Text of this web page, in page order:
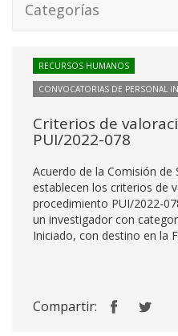
Categorías
RECURSOS HUMANOS
CONVOCATORIAS DE PERSONAL
Criterios de
PUI/2022-078
Acuerdo de la Comisión de
establecen los criterios de
procedimiento PUI/2022-
un investigador con
Iniciado, con destino en la
Compartir: